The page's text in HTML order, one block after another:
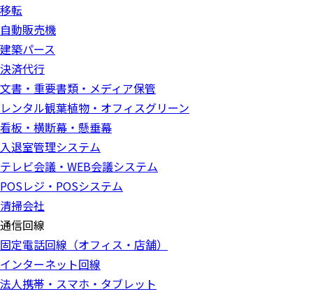
移転
自動販売機
建築パース
決済代行
文書・重要書類・メディア保管
レンタル観葉植物・オフィスグリーン
看板・横断幕・懸垂幕
入退室管理システム
テレビ会議・WEB会議システム
POSレジ・POSシステム
清掃会社
通信回線
固定電話回線（オフィス・店舗）
インターネット回線
法人携帯・スマホ・タブレット